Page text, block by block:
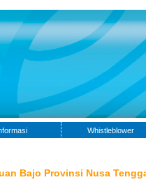
Whistleblower
Bajo Provinsi Nusa